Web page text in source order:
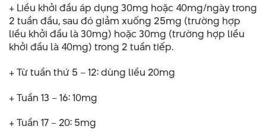
+ Liều khởi đầu áp dụng 30mg hoặc 40mg/ngày trong
2 tuần đầu, sau đó giảm xuống 25mg (trường hợp
liều khởi đầu là 30mg) hoặc 30mg (trường hợp liều
khởi đầu là 40mg) trong 2 tuần tiếp.
+ Từ tuần thứ 5 – 12: dùng liều 20mg
+ Tuần 13 – 16: 10mg
+ Tuần 17 – 20: 5mg